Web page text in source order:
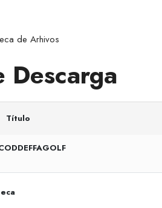
de Arhivos
Descarga
Título